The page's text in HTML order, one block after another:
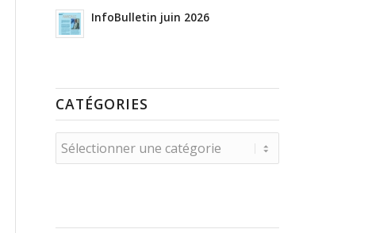
InfoBulletin juin 2026
CATÉGORIES
Catégories